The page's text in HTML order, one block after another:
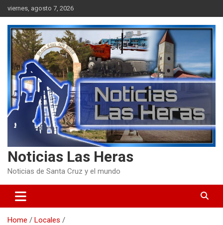
Skip
to
content
viernes, agosto 7, 2026
Noticias Las Heras
Noticias de Santa Cruz y el mundo
Home
Locales